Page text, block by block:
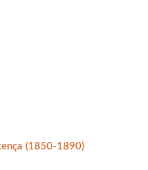
(1850-1890)